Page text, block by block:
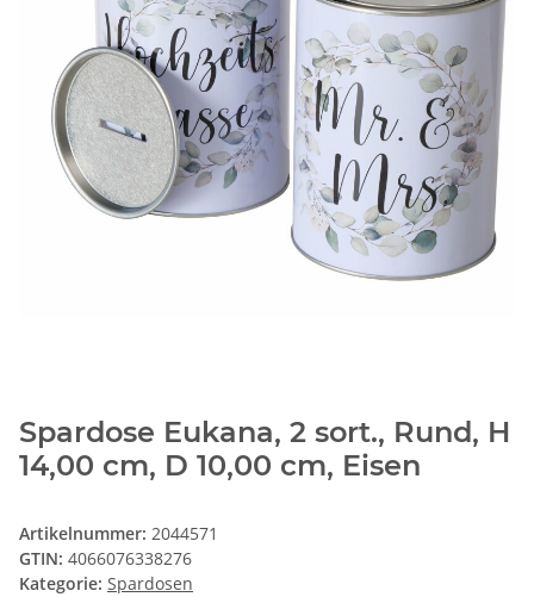
Spardose Eukana, 2 sort., Rund, H
14,00 cm, D 10,00 cm, Eisen
Artikelnummer: 2044571
GTIN: 4066076338276
Kategorie: Spardosen